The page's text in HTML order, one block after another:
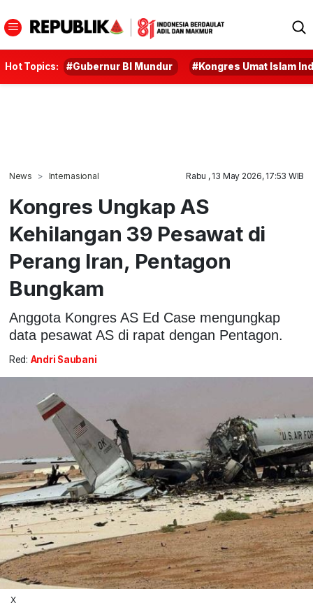
Hot Topics: #Gubernur BI Mundur #Kongres Umat Islam
News Internasional Rabu , 13 May 2026, 17:53 WIB
Kongres Ungkap AS
Kehilangan 39 Pesawat di
Perang Iran, Pentagon
Bungkam
Anggota Kongres AS Ed Case mengungkap
data pesawat AS di rapat dengan Pentagon.
Red: Andri Saubani
X